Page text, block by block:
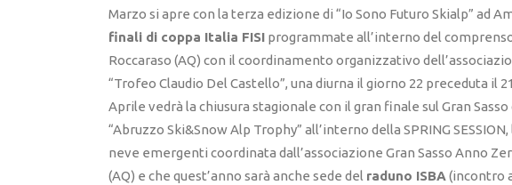
Marzo si apre con la terza edizione di “Io Sono Futuro Skialp” ad
finali di coppa Italia FISI programmate all’interno del
Roccaraso (AQ) con il coordinamento organizzativo
“Trofeo Claudio Del Castello”, una diurna il giorno 22 preceduta il
Aprile vedrà la chiusura stagionale con il gran finale sul Gran Sasso
“Abruzzo Ski&Snow Alp Trophy” all’interno della SPRING
neve emergenti coordinata dall’associazione Gran Sasso Anno
(AQ) e che quest’anno sarà anche sede del raduno ISBA (incontro